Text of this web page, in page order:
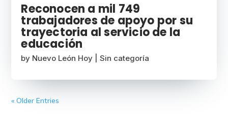
Reconocen a mil 749
trabajadores de apoyo por su
trayectoria al servicio de la
educación
by Nuevo León Hoy |Sin categoría
« Older Entries